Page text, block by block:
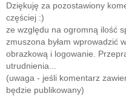
Dziękuję za pozostawiony
częściej :)
ze względu na ogromną ilość
zmuszona byłam wprowadzić
obrazkową i logowanie.
utrudnienia...
(uwaga - jeśli komentarz
będzie publikowany)